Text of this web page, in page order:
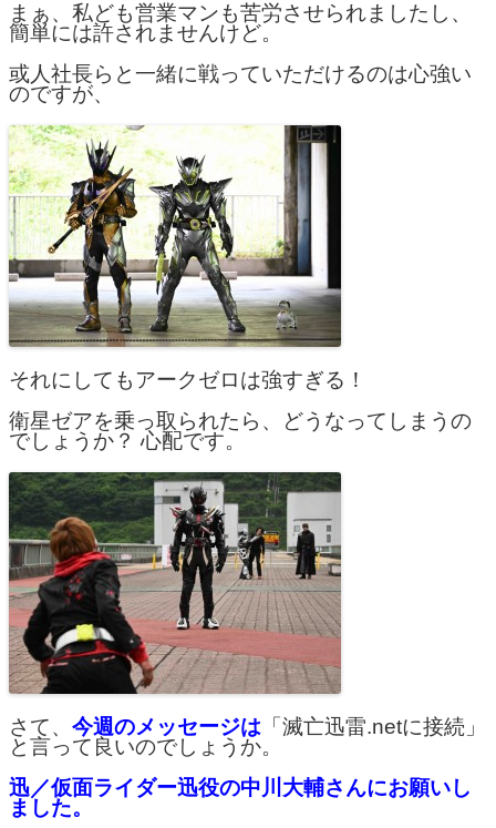
まぁ、私ども営業マンも苦労させられましたし、
簡単には許されませんけど。
或人社長らと一緒に戦っていただけるのは心強い
のですが、
それにしてもアークゼロは強すぎる！
衛星ゼアを乗っ取られたら、どうなってしまうの
でしょうか？ 心配です。
さて、 今週のメッセージは 「滅亡迅雷.netに接続」
と言って良いのでしょうか。
迅／仮面ライダー迅役の中川大輔さんにお願いし
ました。